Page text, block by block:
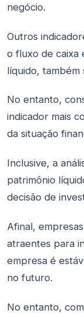
negócio.
Outros
o fluxo de caixa
líquido, também
No entanto,
indicador mais
da situação
Inclusive, a
patrimônio
decisão de
Afinal,
atraentes para
empresa é
no futuro.
No entanto,